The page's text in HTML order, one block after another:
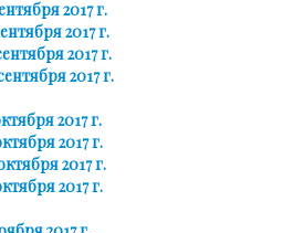
2017 г.
2017 г.
2017 г.
2017 г.
2017 г.
2017 г.
2017 г.
2017 г.